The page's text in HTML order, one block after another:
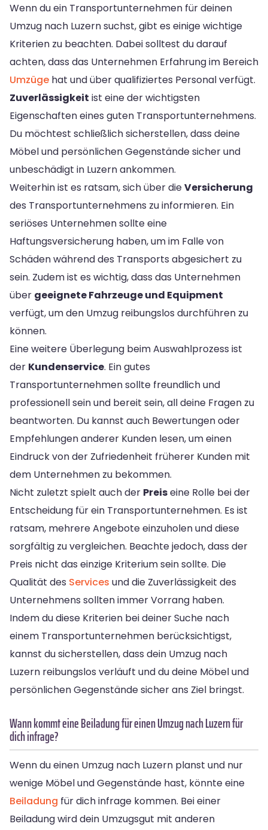
Wenn du ein Transportunternehmen für deinen
Umzug nach Luzern suchst, gibt es einige wichtige
Kriterien zu beachten. Dabei solltest du darauf
achten, dass das Unternehmen Erfahrung im Bereich
Umzüge hat und über qualifiziertes Personal verfügt.
Zuverlässigkeit ist eine der wichtigsten
Eigenschaften eines guten Transportunternehmens.
Du möchtest schließlich sicherstellen, dass deine
Möbel und persönlichen Gegenstände sicher und
unbeschädigt in Luzern ankommen.
Weiterhin ist es ratsam, sich über dieVersicherung
des Transportunternehmens zu informieren. Ein
seriöses Unternehmen sollte eine
Haftungsversicherung haben, um im Falle von
Schäden während des Transports abgesichert zu
sein. Zudem ist es wichtig, dass das Unternehmen
über geeignete Fahrzeuge und Equipment
verfügt, um den Umzug reibungslos durchführen zu
können.
Eine weitere Überlegung beim Auswahlprozess ist
der Kundenservice. Ein gutes
Transportunternehmen sollte freundlich und
professionell sein und bereit sein, all deine Fragen zu
beantworten. Du kannst auch Bewertungen oder
Empfehlungen anderer Kunden lesen, um einen
Eindruck von der Zufriedenheit früherer Kunden mit
dem Unternehmen zu bekommen.
Nicht zuletzt spielt auch der Preiseine Rolle bei der
Entscheidung für ein Transportunternehmen. Es ist
ratsam, mehrere Angebote einzuholen und diese
sorgfältig zu vergleichen. Beachte jedoch, dass der
Preis nicht das einzige Kriterium sein sollte. Die
Qualität des Services und die Zuverlässigkeit des
Unternehmens sollten immer Vorrang haben.
Indem du diese Kriterien bei deiner Suche nach
einem Transportunternehmen berücksichtigst,
kannst du sicherstellen, dass dein Umzug nach
Luzern reibungslos verläuft und du deine Möbel und
persönlichen Gegenstände sicher ans Ziel bringst.
Wann kommt eine Beiladung für einen Umzug nach Luzern für
dich infrage?
Wenn du einen Umzug nach Luzern planst und nur
wenige Möbel und Gegenstände hast, könnte eine
Beiladung für dich infrage kommen. Bei einer
Beiladung wird dein Umzugsgut mit anderen